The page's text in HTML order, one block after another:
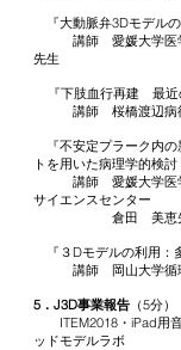
『大動脈弁3Dモデル
講師 愛媛大学医学
先生
『下肢血行再建 最近
講師 桜橋渡辺病循
『不安定プラーク内の
トを用いた病理学的検討
講師 愛媛大学医学
サイエンスセンター
倉田 美恵先
『３Dモデルの利用：
講師 岡山大学循
5． J3D事業報告 （5分）
ITEM2018・iPad用
ッドモデルラボ